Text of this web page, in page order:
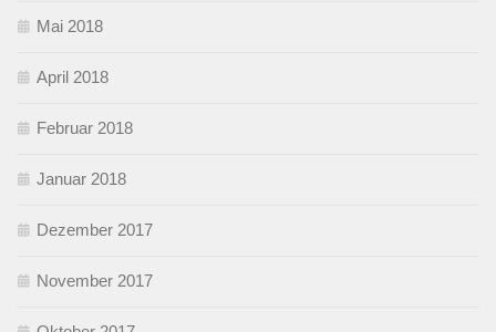
Mai 2018
April 2018
Februar 2018
Januar 2018
Dezember 2017
November 2017